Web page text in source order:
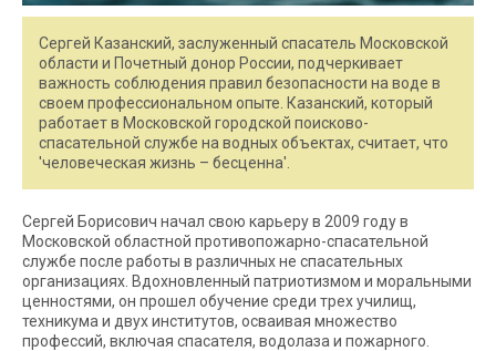
Сергей Казанский, заслуженный спасатель Московской
области и Почетный донор России, подчеркивает
важность соблюдения правил безопасности на воде в
своем профессиональном опыте. Казанский, который
работает в Московской городской поисково-
спасательной службе на водных объектах, считает, что
'человеческая жизнь – бесценна'.
Сергей Борисович начал свою карьеру в 2009 году в
Московской областной противопожарно-спасательной
службе после работы в различных не спасательных
организациях. Вдохновленный патриотизмом и моральными
ценностями, он прошел обучение среди трех училищ,
техникума и двух институтов, осваивая множество
профессий, включая спасателя, водолаза и пожарного.